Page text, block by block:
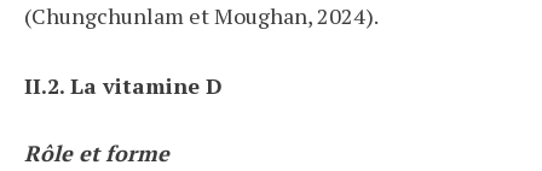
(Chungchunlam et Moughan, 2024).
II.2. La vitamine D
Rôle et forme